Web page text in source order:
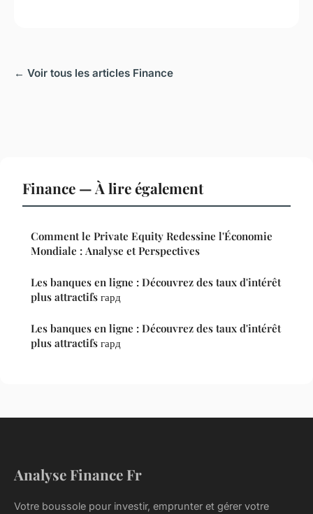
← Voir tous les articles Finance
Finance — À lire également
Comment le Private Equity Redessine l'Économie
Mondiale : Analyse et Perspectives
Les banques en ligne : Découvrez des taux d'intérêt
plus attractifs гард
Les banques en ligne : Découvrez des taux d'intérêt
plus attractifs гард
Analyse Finance Fr
Votre boussole pour investir, emprunter et gérer votre